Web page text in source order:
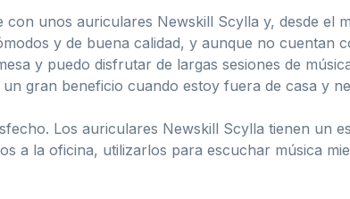
unos auriculares Newskill Scylla y, desde el
y de buena calidad, y aunque no cuentan
y puedo disfrutar de largas sesiones de
gran beneficio cuando estoy fuera de casa y
Los auriculares Newskill Scylla tienen un
a la oficina, utilizarlos para escuchar música